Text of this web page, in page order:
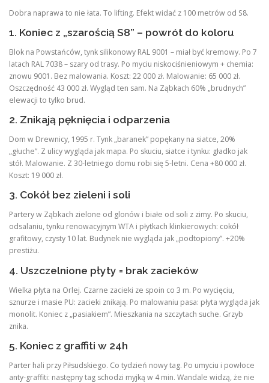
Dobra naprawa to nie łata. To lifting. Efekt widać z 100 metrów od S8.
1. Koniec z „szarością S8” – powrót do koloru
Blok na Powstańców, tynk silikonowy RAL 9001 – miał być kremowy. Po 7
latach RAL 7038 – szary od trasy. Po myciu niskociśnieniowym + chemia:
znowu 9001. Bez malowania. Koszt: 22 000 zł. Malowanie: 65 000 zł.
Oszczędność 43 000 zł. Wygląd ten sam. Na Ząbkach 60% „brudnych”
elewacji to tylko brud.
2. Znikają pęknięcia i odparzenia
Dom w Drewnicy, 1995 r. Tynk „baranek” popękany na siatce, 20%
„głuche”. Z ulicy wygląda jak mapa. Po skuciu, siatce i tynku: gładko jak
stół. Malowanie. Z 30-letniego domu robi się 5-letni. Cena +80 000 zł.
Koszt: 19 000 zł.
3. Cokół bez zieleni i soli
Partery w Ząbkach zielone od glonów i białe od soli z zimy. Po skuciu,
odsalaniu, tynku renowacyjnym WTA i płytkach klinkierowych: cokół
grafitowy, czysty 10 lat. Budynek nie wygląda jak „podtopiony”. +20%
prestiżu.
4. Uszczelnione płyty = brak zacieków
Wielka płyta na Orlej. Czarne zacieki ze spoin co 3 m. Po wycięciu,
sznurze i masie PU: zacieki znikają. Po malowaniu pasa: płyta wygląda jak
monolit. Koniec z „pasiakiem”. Mieszkania na szczytach suche. Grzyb
znika.
5. Koniec z graffiti w 24h
Parter hali przy Piłsudskiego. Co tydzień nowy tag. Po umyciu i powłoce
anty-graffiti: następny tag schodzi myjką w 4 min. Wandale widzą, że nie